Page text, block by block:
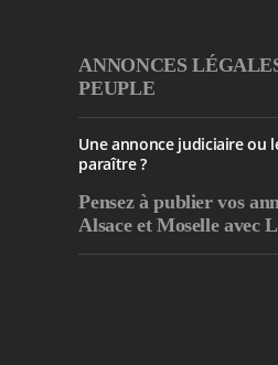
ANNONCES
PEUPLE
Une annonce judiciaire ou
paraître ?
Pensez à publiervos
Alsace et Moselle avec